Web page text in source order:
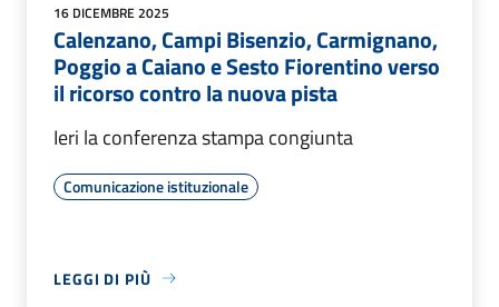
16 DICEMBRE 2025
Calenzano, Campi Bisenzio, Carmignano,
Poggio a Caiano e Sesto Fiorentino verso
il ricorso contro la nuova pista
Ieri la conferenza stampa congiunta
Comunicazione istituzionale
LEGGI DI PIÙ